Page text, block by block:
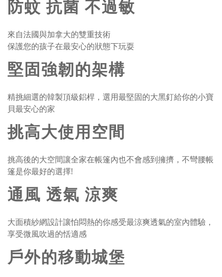
防蚊 抗菌 不過敏
來自法國與加拿大的雙重技術
保護您的孩子在最安心的狀態下玩耍
堅固強韌的架構
精挑細選的韓製頂級鋁桿，選用最堅固的大黑釘給你的小寶
貝最安心的家
挑高大使用空間
挑高後的大空間讓全家在帳篷內也不會感到擁擠，不彎腰帳
篷是你最好的選擇!
通風 透氣 涼爽
大面積紗網設計讓怕悶熱的你感受最涼爽透氣的室內體驗，
享受微風吹過的恬適感
戶外的移動城堡